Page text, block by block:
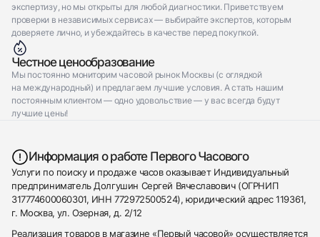
экспертизу, но мы открыты для любой диагностики. Приветствуем
проверки в независимых сервисах — выбирайте экспертов, которым
доверяете лично, и убеждайтесь в качестве перед покупкой.
Честное ценообразование
Мы постоянно мониторим часовой рынок Москвы (с оглядкой
на международный) и предлагаем лучшие условия. А стать нашим
постоянным клиентом — одно удовольствие — у вас всегда будут
лучшие цены!
Информация о работе Первого Часового
Услуги по поиску и продаже часов оказывает Индивидуальный
предприниматель Долгушин Сергей Вячеславович (ОГРНИП
317774600060301, ИНН 772972500524), юридический адрес 119361,
г. Москва, ул. Озерная, д. 2/12
Реализация товаров в магазине «Первый часовой» осуществляется